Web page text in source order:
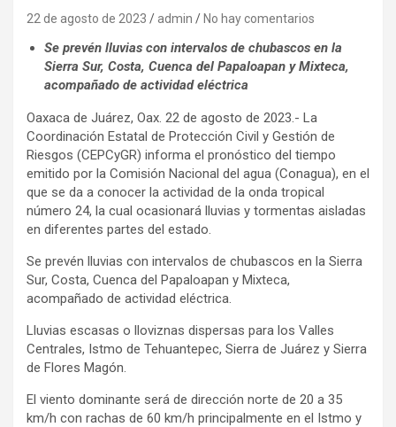
22 de agosto de 2023 admin No hay comentarios
Se prevén lluvias con intervalos de chubascos en la
Sierra Sur, Costa, Cuenca del Papaloapan y Mixteca,
acompañado de actividad eléctrica
Oaxaca de Juárez, Oax. 22 de agosto de 2023.- La
Coordinación Estatal de Protección Civil y Gestión de
Riesgos (CEPCyGR) informa el pronóstico del tiempo
emitido por la Comisión Nacional del agua (Conagua), en el
que se da a conocer la actividad de la onda tropical
número 24, la cual ocasionará lluvias y tormentas aisladas
en diferentes partes del estado.
Se prevén lluvias con intervalos de chubascos en la Sierra
Sur, Costa, Cuenca del Papaloapan y Mixteca,
acompañado de actividad eléctrica.
Lluvias escasas o lloviznas dispersas para los Valles
Centrales, Istmo de Tehuantepec, Sierra de Juárez y Sierra
de Flores Magón.
El viento dominante será de dirección norte de 20 a 35
km/h con rachas de 60 km/h principalmente en el Istmo y